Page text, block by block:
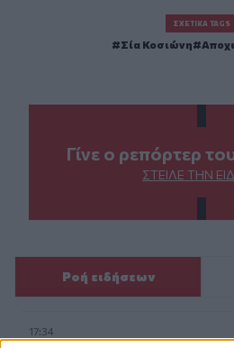
ΣΧΕΤΙΚΆ TAGS
Σία Κοσιώνη
Γίνε ο ρεπόρτερ
ΣΤΕΊΛΕ ΤΗΝ
Ροή ειδήσεων
17:34